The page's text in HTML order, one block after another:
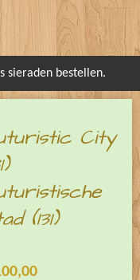
sieraden bestellen.
City
(131)